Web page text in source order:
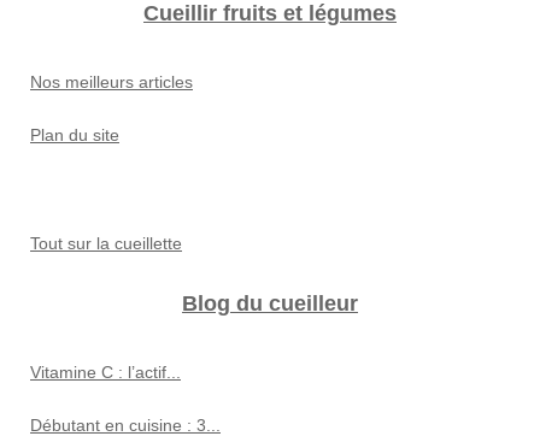
Cueillir fruits et légumes
Nos meilleurs articles
Plan du site
Tout sur la cueillette
Blog du cueilleur
Vitamine C : l’actif...
Débutant en cuisine : 3...